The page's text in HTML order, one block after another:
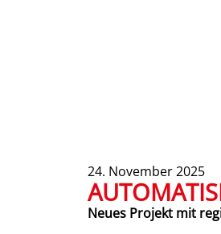
24. November 2025
Neues Projekt mit